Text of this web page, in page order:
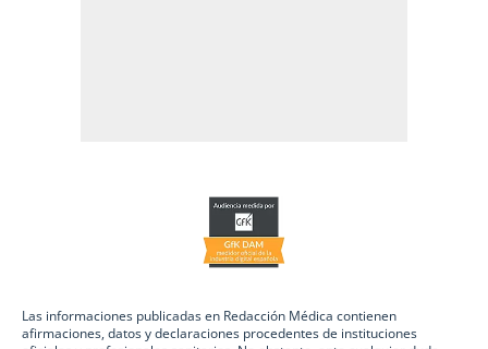
Las informaciones publicadas en Redacción Médica contienen
afirmaciones, datos y declaraciones procedentes de instituciones